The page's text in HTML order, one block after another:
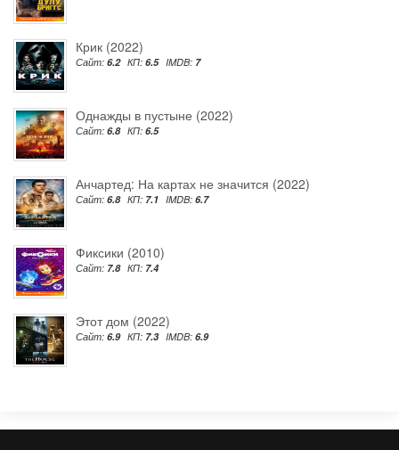
Крик (2022)
Сайт: 6.2 КП: 6.5 IMDB: 7
Однажды в пустыне (2022)
Сайт: 6.8 КП: 6.5
Анчартед: На картах не значится (2022)
Сайт: 6.8 КП: 7.1 IMDB: 6.7
Фиксики (2010)
Сайт: 7.8 КП: 7.4
Этот дом (2022)
Сайт: 6.9 КП: 7.3 IMDB: 6.9